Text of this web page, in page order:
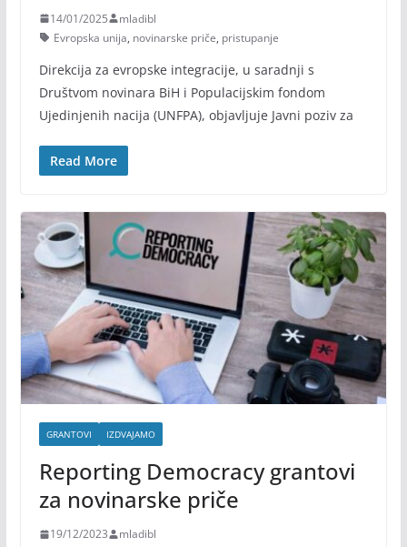
14/01/2025
mladibl
Evropska unija, novinarske priče, pristupanje
Direkcija za evropske integracije, u saradnji s
Društvom novinara BiH i Populacijskim fondom
Ujedinjenih nacija (UNFPA), objavljuje Javni poziv za
Read More
GRANTOVI IZDVAJAMO
Reporting Democracy grantovi
za novinarske priče
19/12/2023
mladibl